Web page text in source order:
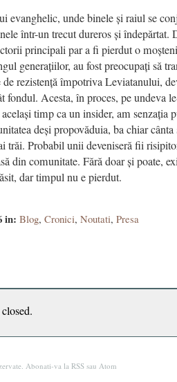
evanghelic, unde binele și raiul se
într-un trecut dureros și îndepărtat.
principali par a fi pierdut o
generațiilor, au fost preocupați să
rezistență împotriva Leviatanului,
fondul. Acesta, în proces, pe undeva
timp ca un insider, am senzația
deși propovăduia, ba chiar cânta
trăi. Probabil unii deveniseră fii
din comunitate. Fără doar și poate,
dar timpul nu e pierdut.
in: Blog, Cronici, Noutati, Presa
Abonati-va la RSS sau Atom